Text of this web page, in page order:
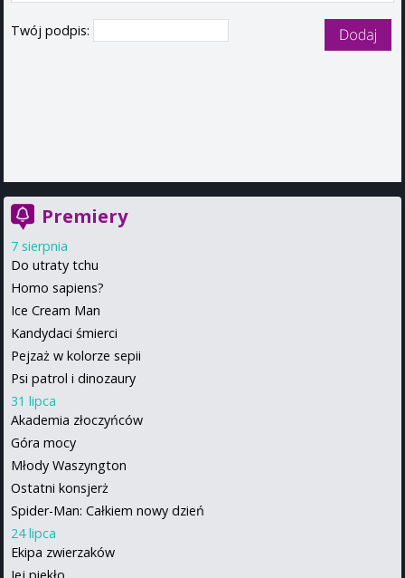
Twój podpis:
Premiery
7 sierpnia
Do utraty tchu
Homo sapiens?
Ice Cream Man
Kandydaci śmierci
Pejzaż w kolorze sepii
Psi patrol i dinozaury
31 lipca
Akademia złoczyńców
Góra mocy
Młody Waszyngton
Ostatni konsjerż
Spider-Man: Całkiem nowy dzień
24 lipca
Ekipa zwierzaków